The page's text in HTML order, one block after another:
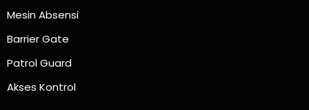
Mesin Absensi
Barrier Gate
Patrol Guard
Akses Kontrol